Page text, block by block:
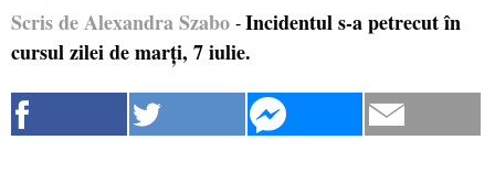
Scris de Alexandra Szabo - Incidentul s-a petrecut în
cursul zilei de marți, 7 iulie.